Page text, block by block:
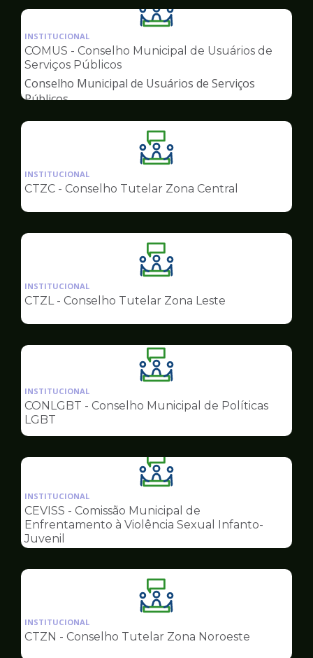
Ilustração
da
pagina
Conselhos
INSTITUCIONAL
COMUS - Conselho Municipal de Usuários de
Serviços Públicos
Conselho Municipal de Usuários de Serviços
Públicos
Ilustração
da
pagina
Conselhos
INSTITUCIONAL
CTZC - Conselho Tutelar Zona Central
Ilustração
da
pagina
Conselhos
INSTITUCIONAL
CTZL - Conselho Tutelar Zona Leste
Ilustração
da
pagina
Conselhos
INSTITUCIONAL
CONLGBT - Conselho Municipal de Políticas
LGBT
Ilustração
da
pagina
de
INSTITUCIONAL
CEVISS - Comissão Municipal de
Enfrentamento à Violência Sexual Infanto-
Juvenil
Ilustração
da
pagina
INSTITUCIONAL
CTZN - Conselho Tutelar Zona Noroeste